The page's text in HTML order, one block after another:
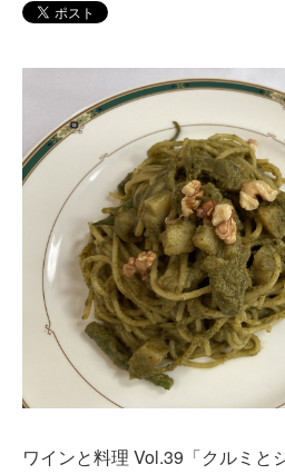
ワインと料理 Vol.39「クルミと